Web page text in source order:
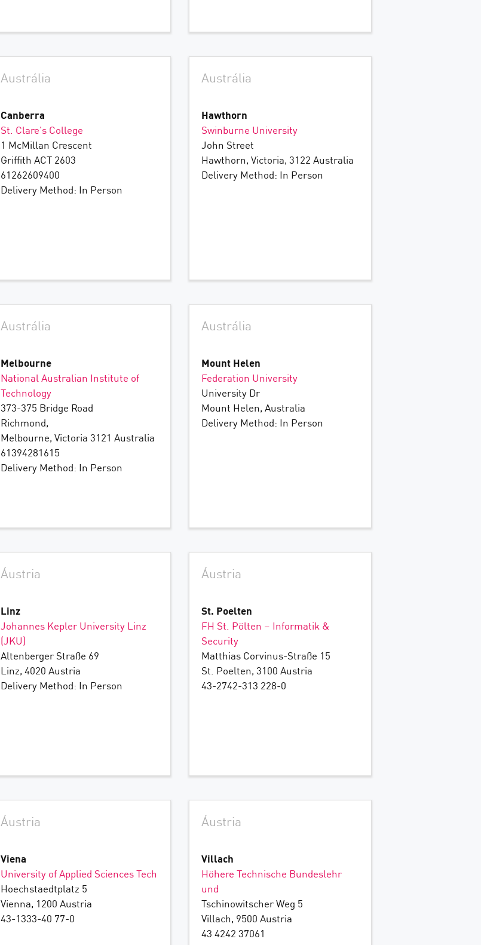
Austrália
Canberra
St. Clare’s College
1 McMillan Crescent
Griffith ACT 2603
61262609400
Delivery Method: In Person
Austrália
Hawthorn
Swinburne University
John Street
Hawthorn, Victoria, 3122 Australia
Delivery Method: In Person
Austrália
Melbourne
National Australian Institute of
Technology
373-375 Bridge Road
Richmond,
Melbourne, Victoria 3121 Australia
61394281615
Delivery Method: In Person
Austrália
Mount Helen
Federation University
University Dr
Mount Helen, Australia
Delivery Method: In Person
Áustria
Linz
Johannes Kepler University Linz
(JKU)
Altenberger Straße 69
Linz, 4020 Austria
Delivery Method: In Person
Áustria
St. Poelten
FH St. Pölten – Informatik &
Security
Matthias Corvinus-Straße 15
St. Poelten, 3100 Austria
43-2742-313 228-0
Áustria
Viena
University of Applied Sciences Tech
Hoechstaedtplatz 5
Vienna, 1200 Austria
43-1333-40 77-0
Áustria
Villach
Höhere Technische Bundeslehr
und
Tschinowitscher Weg 5
Villach, 9500 Austria
43 4242 37061